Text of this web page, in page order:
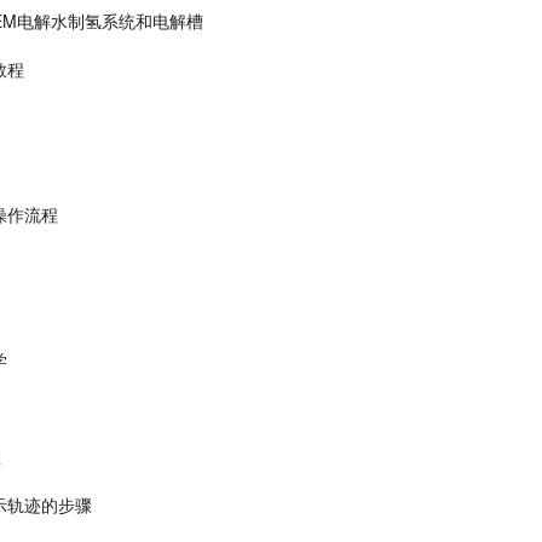
电解水制氢系统和电解槽
程
作流程
轨迹的步骤